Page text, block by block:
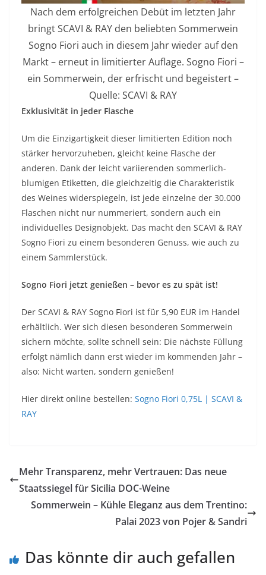
Nach dem erfolgreichen Debüt im letzten Jahr
bringt SCAVI & RAY den beliebten Sommerwein
Sogno Fiori auch in diesem Jahr wieder auf den
Markt – erneut in limitierter Auflage. Sogno Fiori –
ein Sommerwein, der erfrischt und begeistert –
Quelle: SCAVI & RAY
Exklusivität in jeder Flasche
Um die Einzigartigkeit dieser limitierten Edition noch
stärker hervorzuheben, gleicht keine Flasche der
anderen. Dank der leicht variierenden sommerlich-
blumigen Etiketten, die gleichzeitig die Charakteristik
des Weines widerspiegeln, ist jede einzelne der 30.000
Flaschen nicht nur nummeriert, sondern auch ein
individuelles Designobjekt. Das macht den SCAVI & RAY
Sogno Fiori zu einem besonderen Genuss, wie auch zu
einem Sammlerstück.
Sogno Fiori jetzt genießen – bevor es zu spät ist!
Der SCAVI & RAY Sogno Fiori ist für 5,90 EUR im Handel
erhältlich. Wer sich diesen besonderen Sommerwein
sichern möchte, sollte schnell sein: Die nächste Füllung
erfolgt nämlich dann erst wieder im kommenden Jahr –
also: Nicht warten, sondern genießen!
Hier direkt online bestellen: Sogno Fiori 0,75L | SCAVI &
RAY
Mehr Transparenz, mehr Vertrauen: Das neue
Staatssiegel für Sicilia DOC-Weine
Sommerwein – Kühle Eleganz aus dem Trentino:
Palai 2023 von Pojer & Sandri
Das könnte dir auch gefallen